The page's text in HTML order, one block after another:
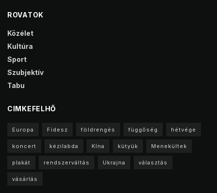
ROVATOK
Közélet
Kultúra
Sport
Szubjektív
Tabu
CIMKEFELHŐ
Europa Fidesz földrengés függőség hétvége
koncert kézilabda Kína kütyük Menekültek
plakát rendszerváltás Ukrajna választás
vásárlás